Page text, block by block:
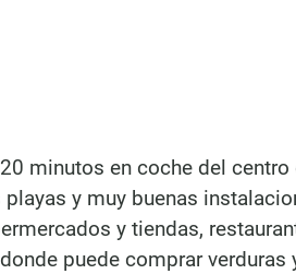
minutos en coche del centro
y muy buenas
y tiendas,
puede comprar verduras